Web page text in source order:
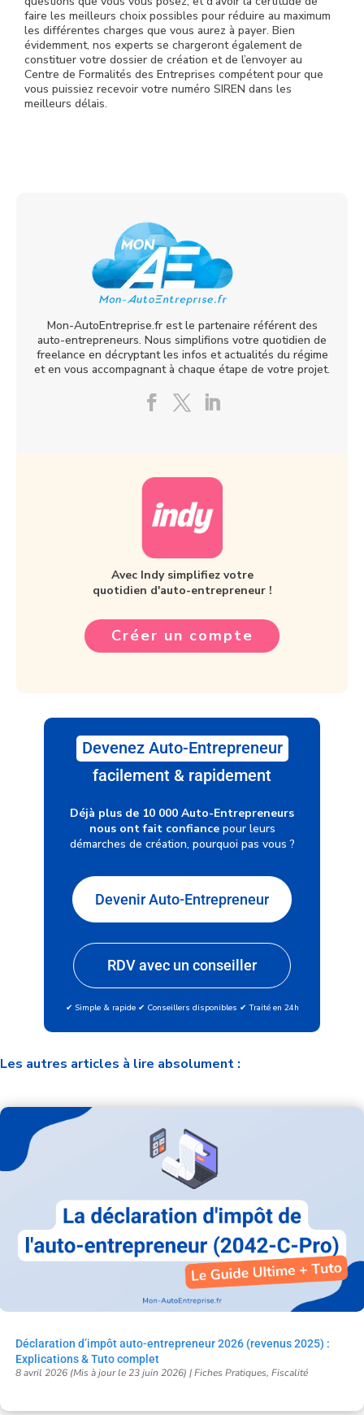
faire les meilleurs choix possibles pour réduire au maximum
les différentes charges que vous aurez à payer. Bien
évidemment, nos experts se chargeront également de
constituer votre dossier de création et de l’envoyer au
Centre de Formalités des Entreprises compétent pour que
vous puissiez recevoir votre numéro SIREN dans les
meilleurs délais.
Mon-AutoEntreprise.fr est le partenaire référent des
auto-entrepreneurs. Nous simplifions votre quotidien de
freelance en décryptant les infos et actualités du régime
et en vous accompagnant à chaque étape de votre projet.
Avec Indy simplifiez votre
quotidien d'auto-entrepreneur !
Créer un compte
Devenez Auto-Entrepreneur
facilement & rapidement
Déjà plus de 10 000 Auto-Entrepreneurs
nous ont fait confiancepour leurs
démarches de création, pourquoi pas vous ?
Devenir Auto-Entrepreneur
RDV avec un conseiller
✔ Simple & rapide ✔ Conseillers disponibles ✔ Traité en 24h
Les autres articles à lire absolument :
Déclaration d’impôt auto-entrepreneur 2026 (revenus 2025) :
Explications & Tuto complet
8 avril 2026 (Mis à jour le 23 juin 2026) |Fiches Pratiques, Fiscalité